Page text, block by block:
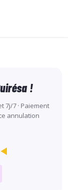
!
7j/7 · Paiement
annulation